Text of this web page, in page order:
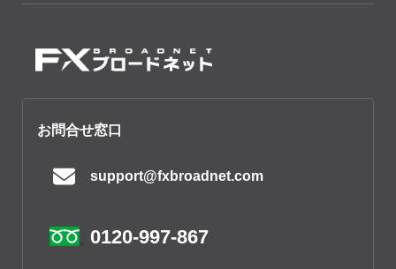
お問合せ窓口
support@fxbroadnet.com
0120-997-867